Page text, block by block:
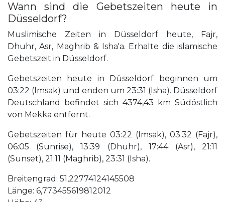
Wann sind die Gebetszeiten heute in
Düsseldorf?
Muslimische Zeiten in Düsseldorf heute, Fajr,
Dhuhr, Asr, Maghrib & Isha'a. Erhalte die islamische
Gebetszeit in Düsseldorf.
Gebetszeiten heute in Düsseldorf beginnen um
03:22 (Imsak) und enden um 23:31 (Isha). Düsseldorf
Deutschland befindet sich 4374,43 km Südöstlich
von Mekka entfernt.
Gebetszeiten für heute 03:22 (Imsak), 03:32 (Fajr),
06:05 (Sunrise), 13:39 (Dhuhr), 17:44 (Asr), 21:11
(Sunset), 21:11 (Maghrib), 23:31 (Isha).
Breitengrad: 51,22774124145508
Länge: 6,773455619812012